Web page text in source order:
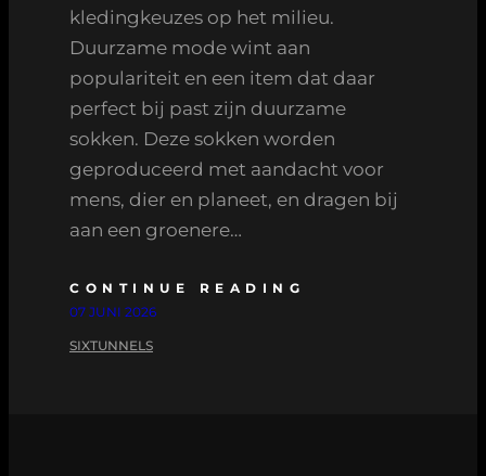
kledingkeuzes op het milieu.
Duurzame mode wint aan
populariteit en een item dat daar
perfect bij past zijn duurzame
sokken. Deze sokken worden
geproduceerd met aandacht voor
mens, dier en planeet, en dragen bij
aan een groenere…
CONTINUE READING
07 JUNI 2026
SIXTUNNELS